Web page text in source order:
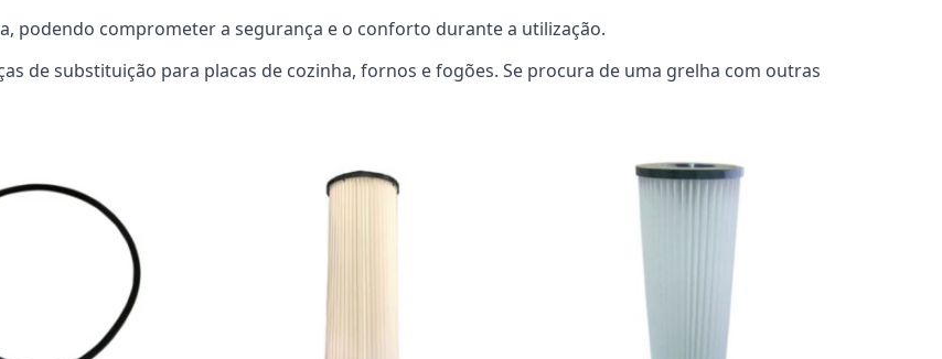
podendo comprometer a segurança e o conforto durante a utilização.
de substituição para placas de cozinha, fornos e fogões. Se procura de uma grelha com outras